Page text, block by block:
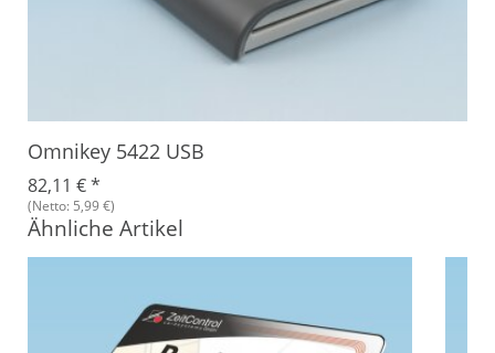
Omnikey 5422 USB
82,11 €*
(Netto: 5,99 €)
Ähnliche Artikel